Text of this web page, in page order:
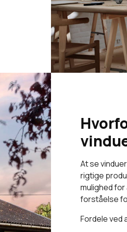
At se
rigtige
mulighed
forståelse
Fordele ved